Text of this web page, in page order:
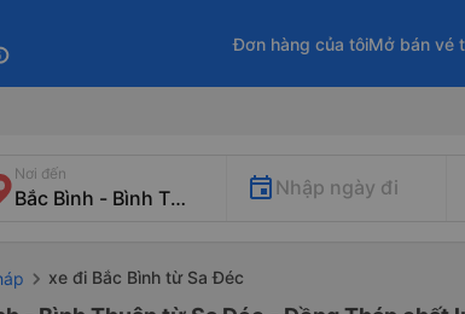
Đơn hàng của tôiMở bán vé
Nơi đến
Nhập ngày đi
xe đi Bắc Bình từ Sa Đéc